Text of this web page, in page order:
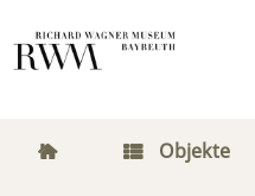
Objekte